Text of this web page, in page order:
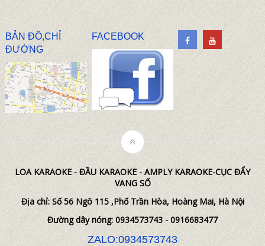
BẢN ĐỒ,CHỈ
ĐƯỜNG
FACEBOOK
LOA KARAOKE - ĐẦU KARAOKE - AMPLY KARAOKE-CỤC ĐẨY
VANG SỐ
Địa chỉ: Số 56 Ngõ 115 ,Phố Trần Hòa, Hoàng Mai, Hà Nội
Đường dây nóng: 0934573743 - 0916683477
ZALO:0934573743